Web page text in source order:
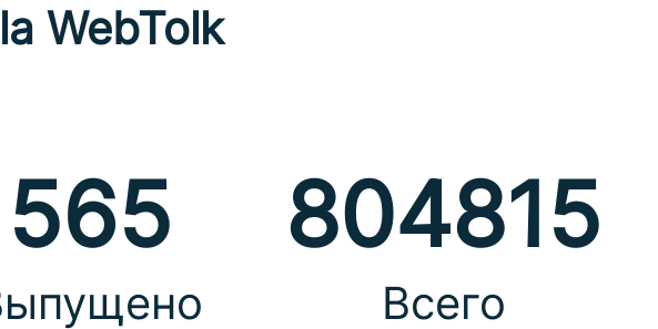
WebTolk
565 804815
Всего